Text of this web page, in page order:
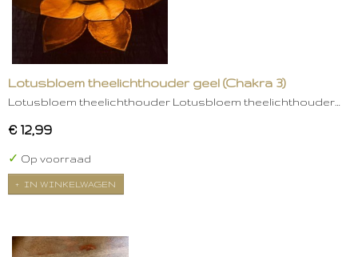
Lotusbloem theelichthouder geel (Chakra 3)
Lotusbloem theelichthouder Lotusbloem theelichthouder…
€ 12,99
✓ Op voorraad
IN WINKELWAGEN